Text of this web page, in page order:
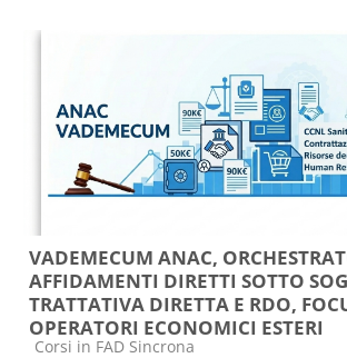
VADEMECUM ANAC,
AFFIDAMENTI DIRETTI SOTTO
TRATTATIVA DIRETTA E RDO,
OPERATORI ECONOMICI ESTERI
Categoria di corsi
Corsi in FAD Sincrona